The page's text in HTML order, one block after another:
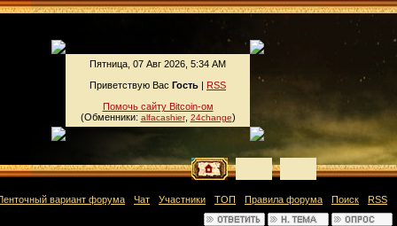
Пятница, 07 Авг 2026, 5:34 AM
Приветствую Вас Гость | RSS
Помочь сайту Bitcoin-ом
(Обменники: alfacashier, 24change)
вариант форума Чат Участники ТОП Правила форума Поиск RSS